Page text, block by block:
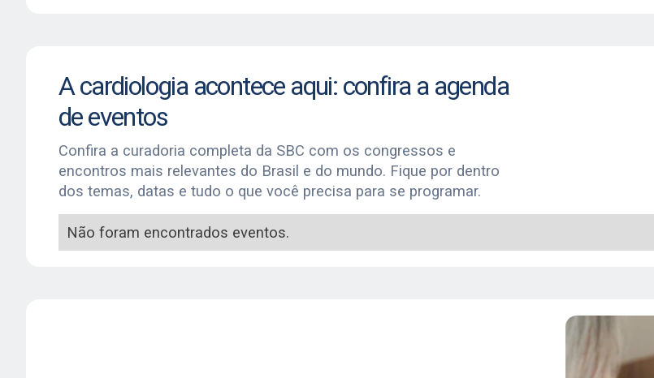
A cardiologia acontece aqui: confira a agenda
de eventos
Confira a curadoria completa da SBC com os congressos e
encontros mais relevantes do Brasil e do mundo. Fique por dentro
dos temas, datas e tudo o que você precisa para se programar.
Não foram encontrados eventos.